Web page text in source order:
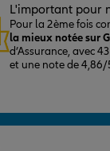
L'important pour
Pour la 2ème fois
la mieux notée sur
d’Assurance, avec
et une note de 4,86/